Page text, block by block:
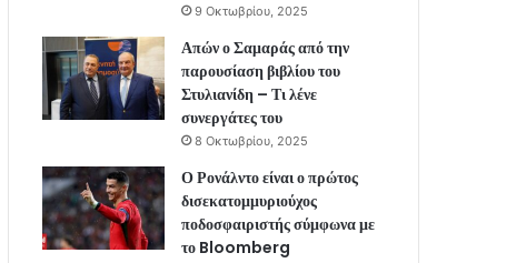
9 Οκτωβρίου, 2025
Απών ο Σαμαράς από την
παρουσίαση βιβλίου του
Στυλιανίδη – Τι λένε
συνεργάτες του
8 Οκτωβρίου, 2025
Ο Ρονάλντο είναι ο πρώτος
δισεκατομμυριούχος
ποδοσφαιριστής σύμφωνα με
το Bloomberg